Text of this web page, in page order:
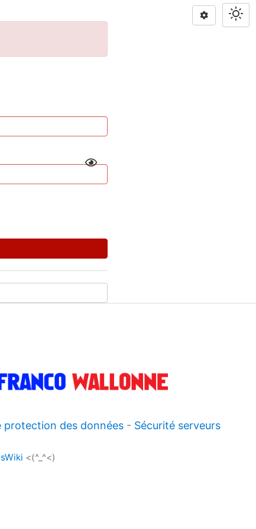
protection des données - Sécurité serveurs
<(^_^<)